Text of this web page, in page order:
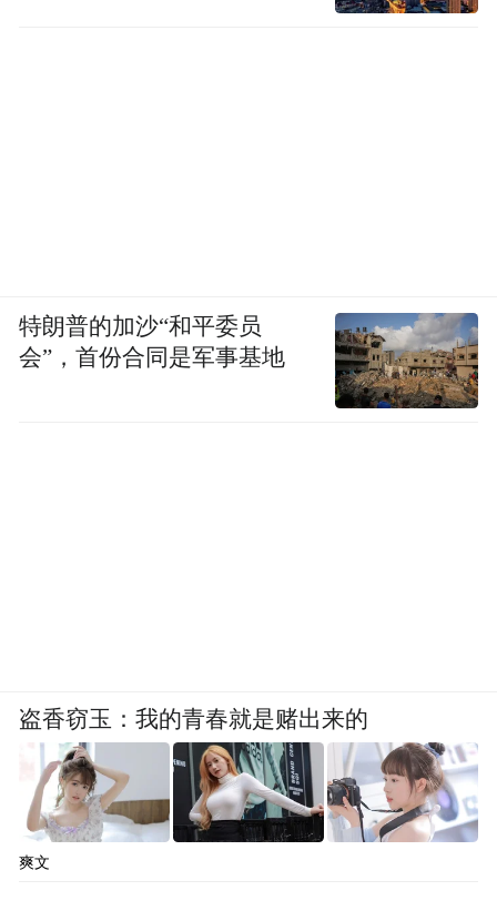
特朗普的加沙“和平委员
会”，首份合同是军事基地
盗香窃玉：我的青春就是赌出来的
爽文